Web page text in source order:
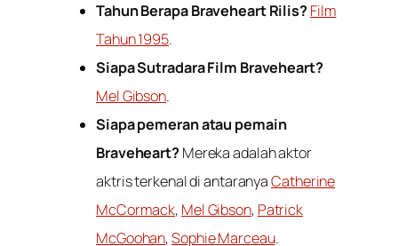
Tahun Berapa Braveheart Rilis?Film
Tahun 1995.
Siapa Sutradara Film Braveheart?
Mel Gibson.
Siapa pemeran atau pemain
Braveheart?Mereka adalah aktor
aktris terkenal di antaranyaCatherine
McCormack, Mel Gibson, Patrick
McGoohan,Sophie Marceau.